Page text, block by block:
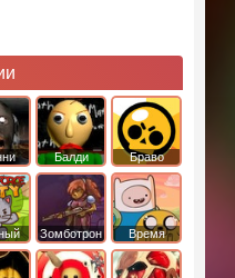
Балди
Браво
Старс
Зомботрон
Время
Приключений